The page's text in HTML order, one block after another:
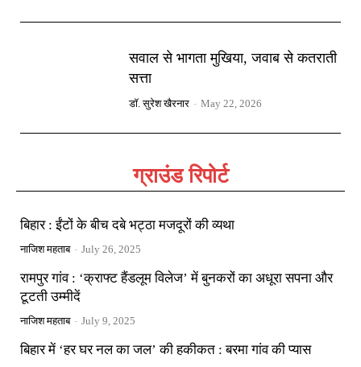
सवाल से भागता मुखिया, जवाब से कतराती
सत्ता
डॉ. सुरेश खैरनार - May 22, 2026
ग्राउंड रिपोर्ट
बिहार : ईंटों के बीच दबे भट्ठा मजदूरों की व्यथा
नाजिश महताब - July 26, 2025
रामपुर गांव : ‘क्राफ्ट हैंडलूम विलेज’ में बुनकरों का अधूरा सपना और
टूटती उम्मीदें
नाजिश महताब - July 9, 2025
बिहार में ‘हर घर नल का जल’ की हकीकत : बरमा गांव की प्यास